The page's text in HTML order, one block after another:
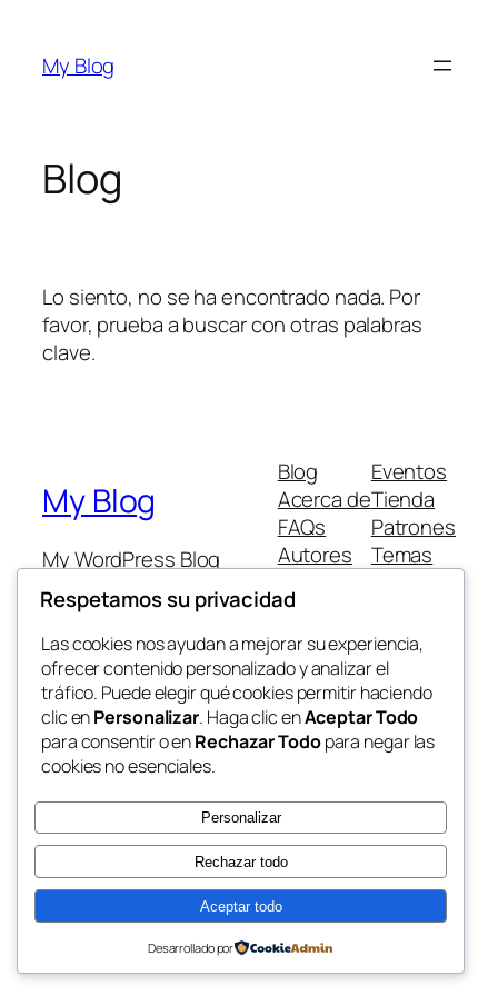
contenido
My Blog
Blog
Lo siento, no se ha encontrado nada. Por
favor, prueba a buscar con otras palabras
clave.
My Blog
My WordPress Blog
Blog
Acerca de
FAQs
Autores
Eventos
Tienda
Patrones
Temas
Twenty Twenty-Five Diseñado conWordPress
Respetamos su privacidad
Las cookies nos ayudan a mejorar su experiencia,
ofrecer contenido personalizado y analizar el
tráfico. Puede elegir qué cookies permitir haciendo
clic enPersonalizar. Haga clic enAceptar Todo
para consentir o enRechazar Todopara negar las
cookies no esenciales.
Personalizar
Rechazar todo
Aceptar todo
Desarrollado por